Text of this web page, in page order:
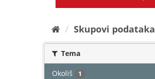
Skupovi podаtаkа
Tema
Okoliš 1